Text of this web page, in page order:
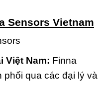
Sensors Vietnam
Việt Nam: Finna
phối qua các đại lý và